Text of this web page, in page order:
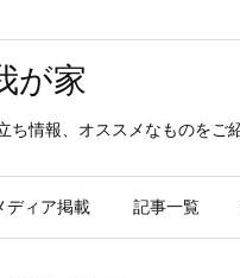
が家
情報、オススメなものをご
ディア掲載 記事一覧